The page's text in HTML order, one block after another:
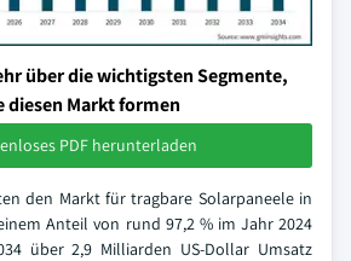
über die wichtigsten Segmente,
diesen Markt formen
PDF herunterladen
den Markt für tragbare Solarpaneele in
Anteil von rund 97,2 % im Jahr 2024
über 2,9 Milliarden US-Dollar Umsatz